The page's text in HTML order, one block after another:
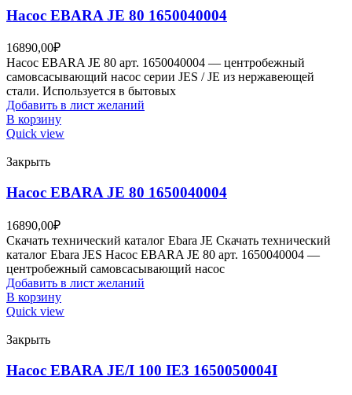
Насос EBARA JE 80 1650040004
16890,00₽
Насос EBARA JE 80 арт. 1650040004 — центробежный
самовсасывающий насос серии JES / JE из нержавеющей
стали. Используется в бытовых
Добавить в лист желаний
В корзину
Quick view
Закрыть
Насос EBARA JE 80 1650040004
16890,00₽
Скачать технический каталог Ebara JE Скачать технический
каталог Ebara JES Насос EBARA JE 80 арт. 1650040004 —
центробежный самовсасывающий насос
Добавить в лист желаний
В корзину
Quick view
Закрыть
Насос EBARA JE/I 100 IE3 1650050004I